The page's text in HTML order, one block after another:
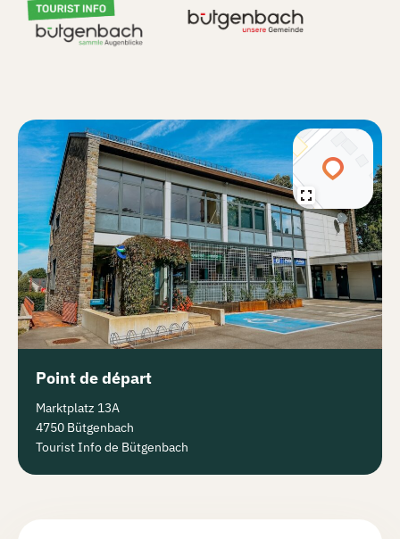
Point de départ
Marktplatz 13A
4750 Bütgenbach
Tourist Info de Bütgenbach